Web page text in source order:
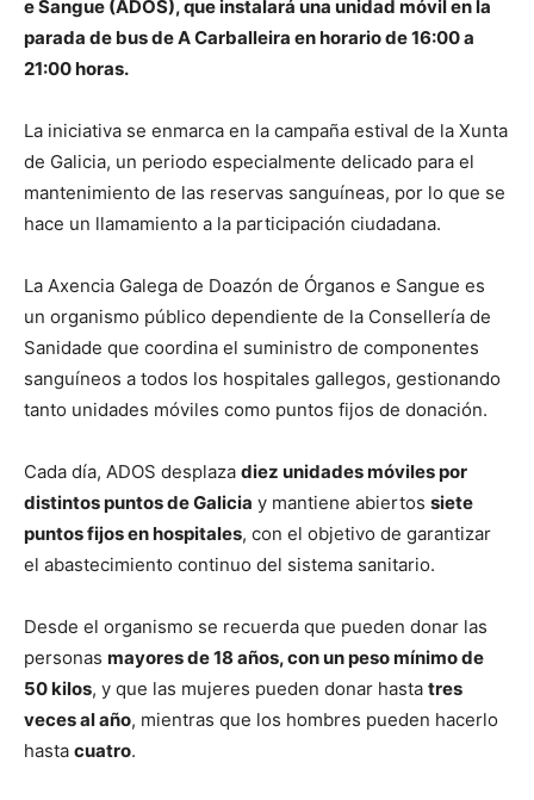
e Sangue (ADOS), que instalará una unidad móvil en la
parada de bus de A Carballeira en horario de 16:00 a
21:00 horas.
La iniciativa se enmarca en la campaña estival de la Xunta
de Galicia, un periodo especialmente delicado para el
mantenimiento de las reservas sanguíneas, por lo que se
hace un llamamiento a la participación ciudadana.
La Axencia Galega de Doazón de Órganos e Sangue es
un organismo público dependiente de la Consellería de
Sanidade que coordina el suministro de componentes
sanguíneos a todos los hospitales gallegos, gestionando
tanto unidades móviles como puntos fijos de donación.
Cada día, ADOS desplaza diez unidades móviles por
distintos puntos de Galicia y mantiene abiertos siete
puntos fijos en hospitales, con el objetivo de garantizar
el abastecimiento continuo del sistema sanitario.
Desde el organismo se recuerda que pueden donar las
personas mayores de 18 años, con un peso mínimo de
50 kilos, y que las mujeres pueden donar hasta tres
veces al año, mientras que los hombres pueden hacerlo
hasta cuatro.